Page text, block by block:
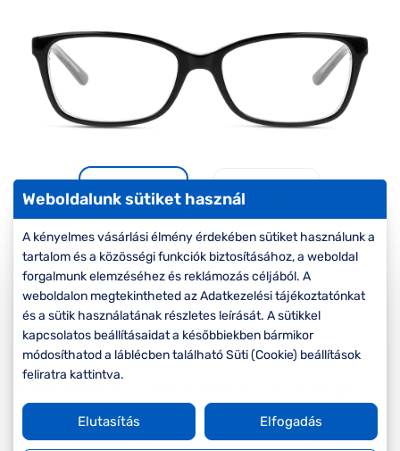
szemüvegekre
Seen Belépőár
-50%
Korábbi ár: 27.000 Ft
Akciós ár: 13.500 Ft
Méret: S 52/16/138 Mi a méretem?
Weboldalunk sütiket használ
A kényelmes vásárlási élmény érdekében sütiket használunk a
tartalom és a közösségi funkciók biztosításához, a weboldal
forgalmunk elemzéséhez és reklámozás céljából. A
weboldalon megtekintheted az Adatkezelési tájékoztatónkat
és a sütik használatának részletes leírását. A sütikkel
kapcsolatos beállításaidat a későbbiekben bármikor
módosíthatod a láblécben található Süti (Cookie) beállítások
feliratra kattintva.
Elutasítás Elfogadás